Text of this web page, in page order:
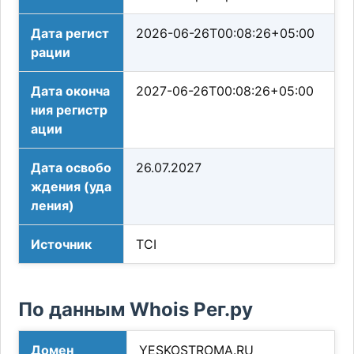
Дата регист
рации
2026-06-26T00:08:26+05:00
Дата оконча
ния регистр
ации
2027-06-26T00:08:26+05:00
Дата освобо
ждения (уда
ления)
26.07.2027
Источник TCI
По данным Whois Рег.ру
Домен YESKOSTROMA.RU